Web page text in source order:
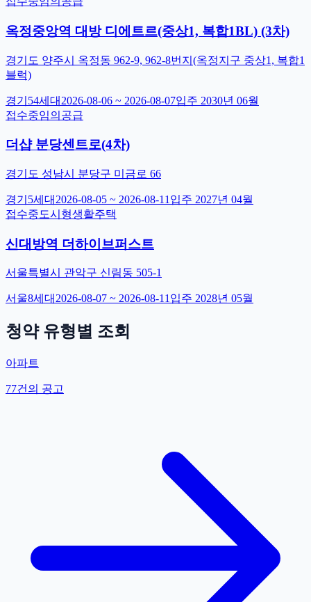
옥정중앙역 대방 디에트르(중상1, 복합1BL) (3차)
경기도 양주시 옥정동 962-9, 962-8번지(옥정지구 중상1, 복합1
블럭)
경기 54세대 2026-08-06 ~ 2026-08-07입주 2030년 06월
접수중임의공급
더샵 분당센트로(4차)
경기도 성남시 분당구 미금로 66
경기 5세대 2026-08-05 ~ 2026-08-11 입주 2027년 04월
접수중도시형생활주택
신대방역 더하이브퍼스트
서울특별시 관악구 신림동 505-1
서울8세대 2026-08-07 ~ 2026-08-11 입주 2028년 05월
청약 유형별 조회
아파트
77건의 공고